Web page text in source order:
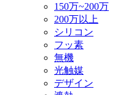
150万~200万
200万以上
シリコン
フッ素
無機
光触媒
デザイン